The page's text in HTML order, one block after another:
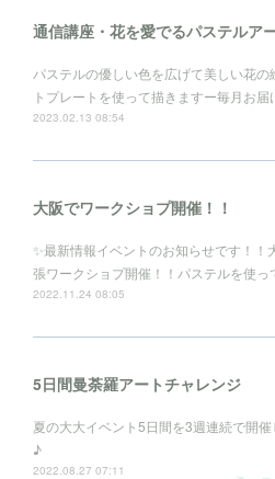
パステルの優しい色を広げて美しい花の
トプレートを使って描きますー毎月お届
2023.02.13 08:54
大阪でワークショプ開催！！
✨最新情報イベントのお知らせです！！
張ワークショプ開催！！パステルを使っ
2022.11.24 08:05
5日間曼荼羅アートチャレンジ
夏の大大イベント5日間を3週連続で開催
♪
2022.08.27 07:11